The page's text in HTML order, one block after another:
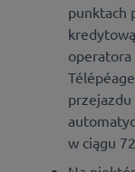
punktach
w ciągu